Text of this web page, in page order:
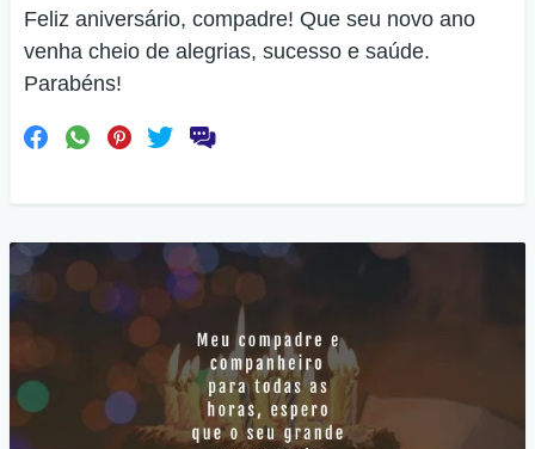
Feliz aniversário, compadre! Que seu novo ano
venha cheio de alegrias, sucesso e saúde.
Parabéns!